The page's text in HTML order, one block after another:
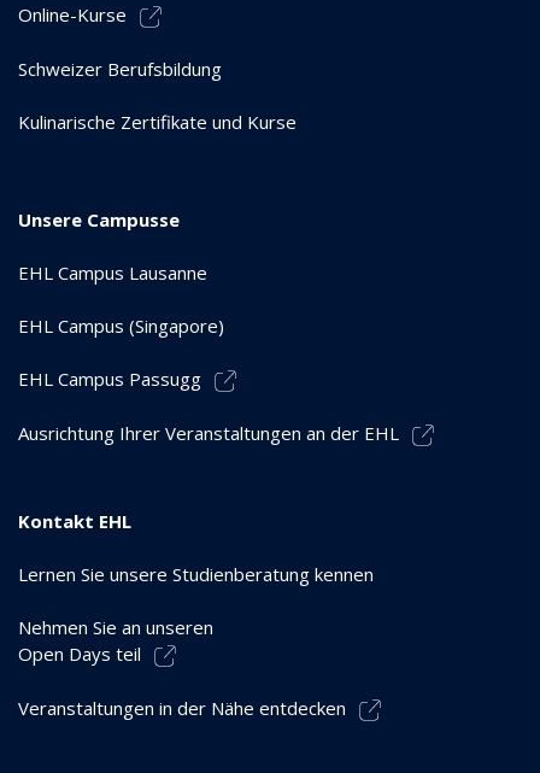
Online-Kurse
Schweizer Berufsbildung
Kulinarische Zertifikate und Kurse
Unsere Campusse
EHL Campus Lausanne
EHL Campus (Singapore)
EHL Campus Passugg
Ausrichtung Ihrer Veranstaltungen an der EHL
Kontakt EHL
Lernen Sie unsere Studienberatung kennen
Nehmen Sie an unseren
Open Days teil
Veranstaltungen in der Nähe entdecken